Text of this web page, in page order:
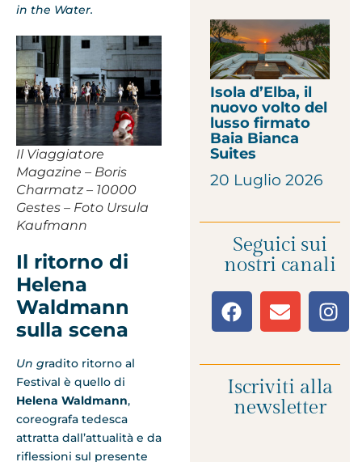
in the Water.
Il Viaggiatore
Magazine – Boris
Charmatz – 10000
Gestes – Foto Ursula
Kaufmann
Il ritorno di
Helena
Waldmann
sulla scena
Un gradito ritorno al
Festival è quello di
Helena Waldmann,
coreografa tedesca
attratta dall’attualità e da
riflessioni sul presente
Isola d’Elba, il
nuovo volto del
lusso firmato
Baia Bianca
Suites
20 Luglio 2026
Seguici sui
nostri canali
Iscriviti alla
newsletter